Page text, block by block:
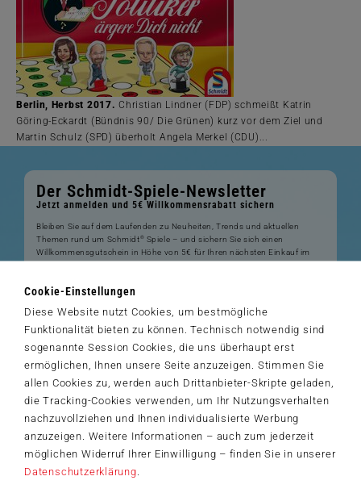
Cookie-Einstellungen
Diese Website nutzt Cookies, um bestmögliche
Funktionalität bieten zu können. Technisch notwendig sind
sogenannte Session Cookies, die uns überhaupt erst
ermöglichen, Ihnen unsere Seite anzuzeigen. Stimmen Sie
allen Cookies zu, werden auch Drittanbieter-Skripte geladen,
die Tracking-Cookies verwenden, um Ihr Nutzungsverhalten
nachzuvollziehen und Ihnen individualisierte Werbung
anzuzeigen. Weitere Informationen – auch zum jederzeit
möglichen Widerruf Ihrer Einwilligung – finden Sie in unserer
Datenschutzerklärung
Berlin, Herbst 2017. Christian Lindner (FDP) schmeißt Katrin
Göring-Eckardt (Bündnis 90/ Die Grünen) kurz vor dem Ziel und
Martin Schulz (SPD) überholt Angela Merkel (CDU)...
Der Schmidt-Spiele-Newsletter
Jetzt anmelden und 5€ Willkommensrabatt sichern
Bleiben Sie auf dem Laufenden zu Neuheiten, Trends und aktuellen
Themen rund um Schmidt® Spiele – und sichern Sie sich einen
Willkommensgutschein in Höhe von 5€ für Ihren nächsten Einkauf im
Produktneuheiten und Sortimentserweiterungen
Informationen zu Veranstaltungen und Aktionen
Service-Informationen, z.B. zur Ersatzteilversorgung
jederzeit über denAbmeldelinkmöglich.
Hiermit akzeptiere ich dieDatenschutzbestimmungen.
>